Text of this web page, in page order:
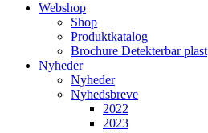
Webshop
Shop
Produktkatalog
Brochure Detekterbar plast
Nyheder
Nyheder
Nyhedsbreve
2022
2023